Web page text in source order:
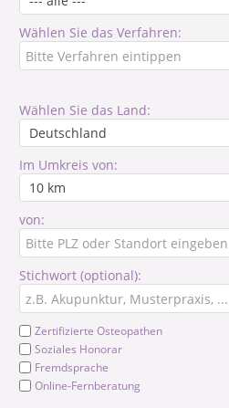
Wählen Sie das Verfahren:
Wählen Sie das Land:
Im Umkreis von:
von:
Stichwort (optional):
Zertifizierte Osteopathen
Soziales Honorar
Fremdsprache
Online-Fernberatung